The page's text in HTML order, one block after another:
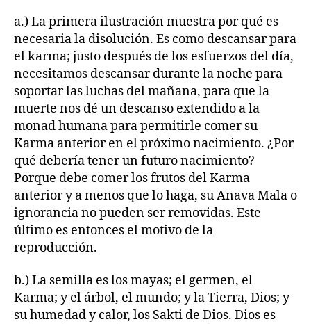
a.) La primera ilustración muestra por qué es
necesaria la disolución. Es como descansar para
el karma; justo después de los esfuerzos del día,
necesitamos descansar durante la noche para
soportar las luchas del mañana, para que la
muerte nos dé un descanso extendido a la
monad humana para permitirle comer su
Karma anterior en el próximo nacimiento. ¿Por
qué debería tener un futuro nacimiento?
Porque debe comer los frutos del Karma
anterior y a menos que lo haga, su Anava Mala o
ignorancia no pueden ser removidas. Este
último es entonces el motivo de la
reproducción.
b.) La semilla es los mayas; el germen, el
Karma; y el árbol, el mundo; y la Tierra, Dios; y
su humedad y calor, los Sakti de Dios. Dios es